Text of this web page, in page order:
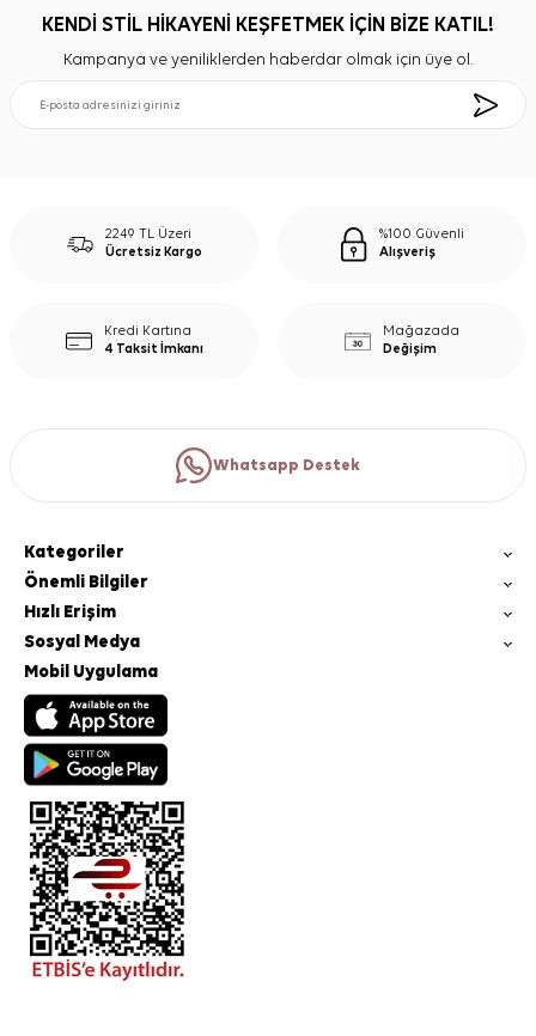
KENDİ STİL HİKAYENİ KEŞFETMEK İÇİN BİZE KATIL!
Kampanya ve yeniliklerden haberdar olmak için üye ol.
2249 TL Üzeri
Ücretsiz Kargo
%100 Güvenli
Alışveriş
Kredi Kartına
4 Taksit İmkanı
Mağazada
Değişim
Whatsapp Destek
Kategoriler
Önemli Bilgiler
Hızlı Erişim
Sosyal Medya
Mobil Uygulama